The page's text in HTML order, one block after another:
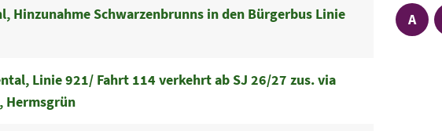
Linie
A
Hinzunahme Schwarzenbrunns in den Bürgerbus Linie
Linie 921/ Fahrt 114 verkehrt ab SJ 26/27 zus. via
Hermsgrün